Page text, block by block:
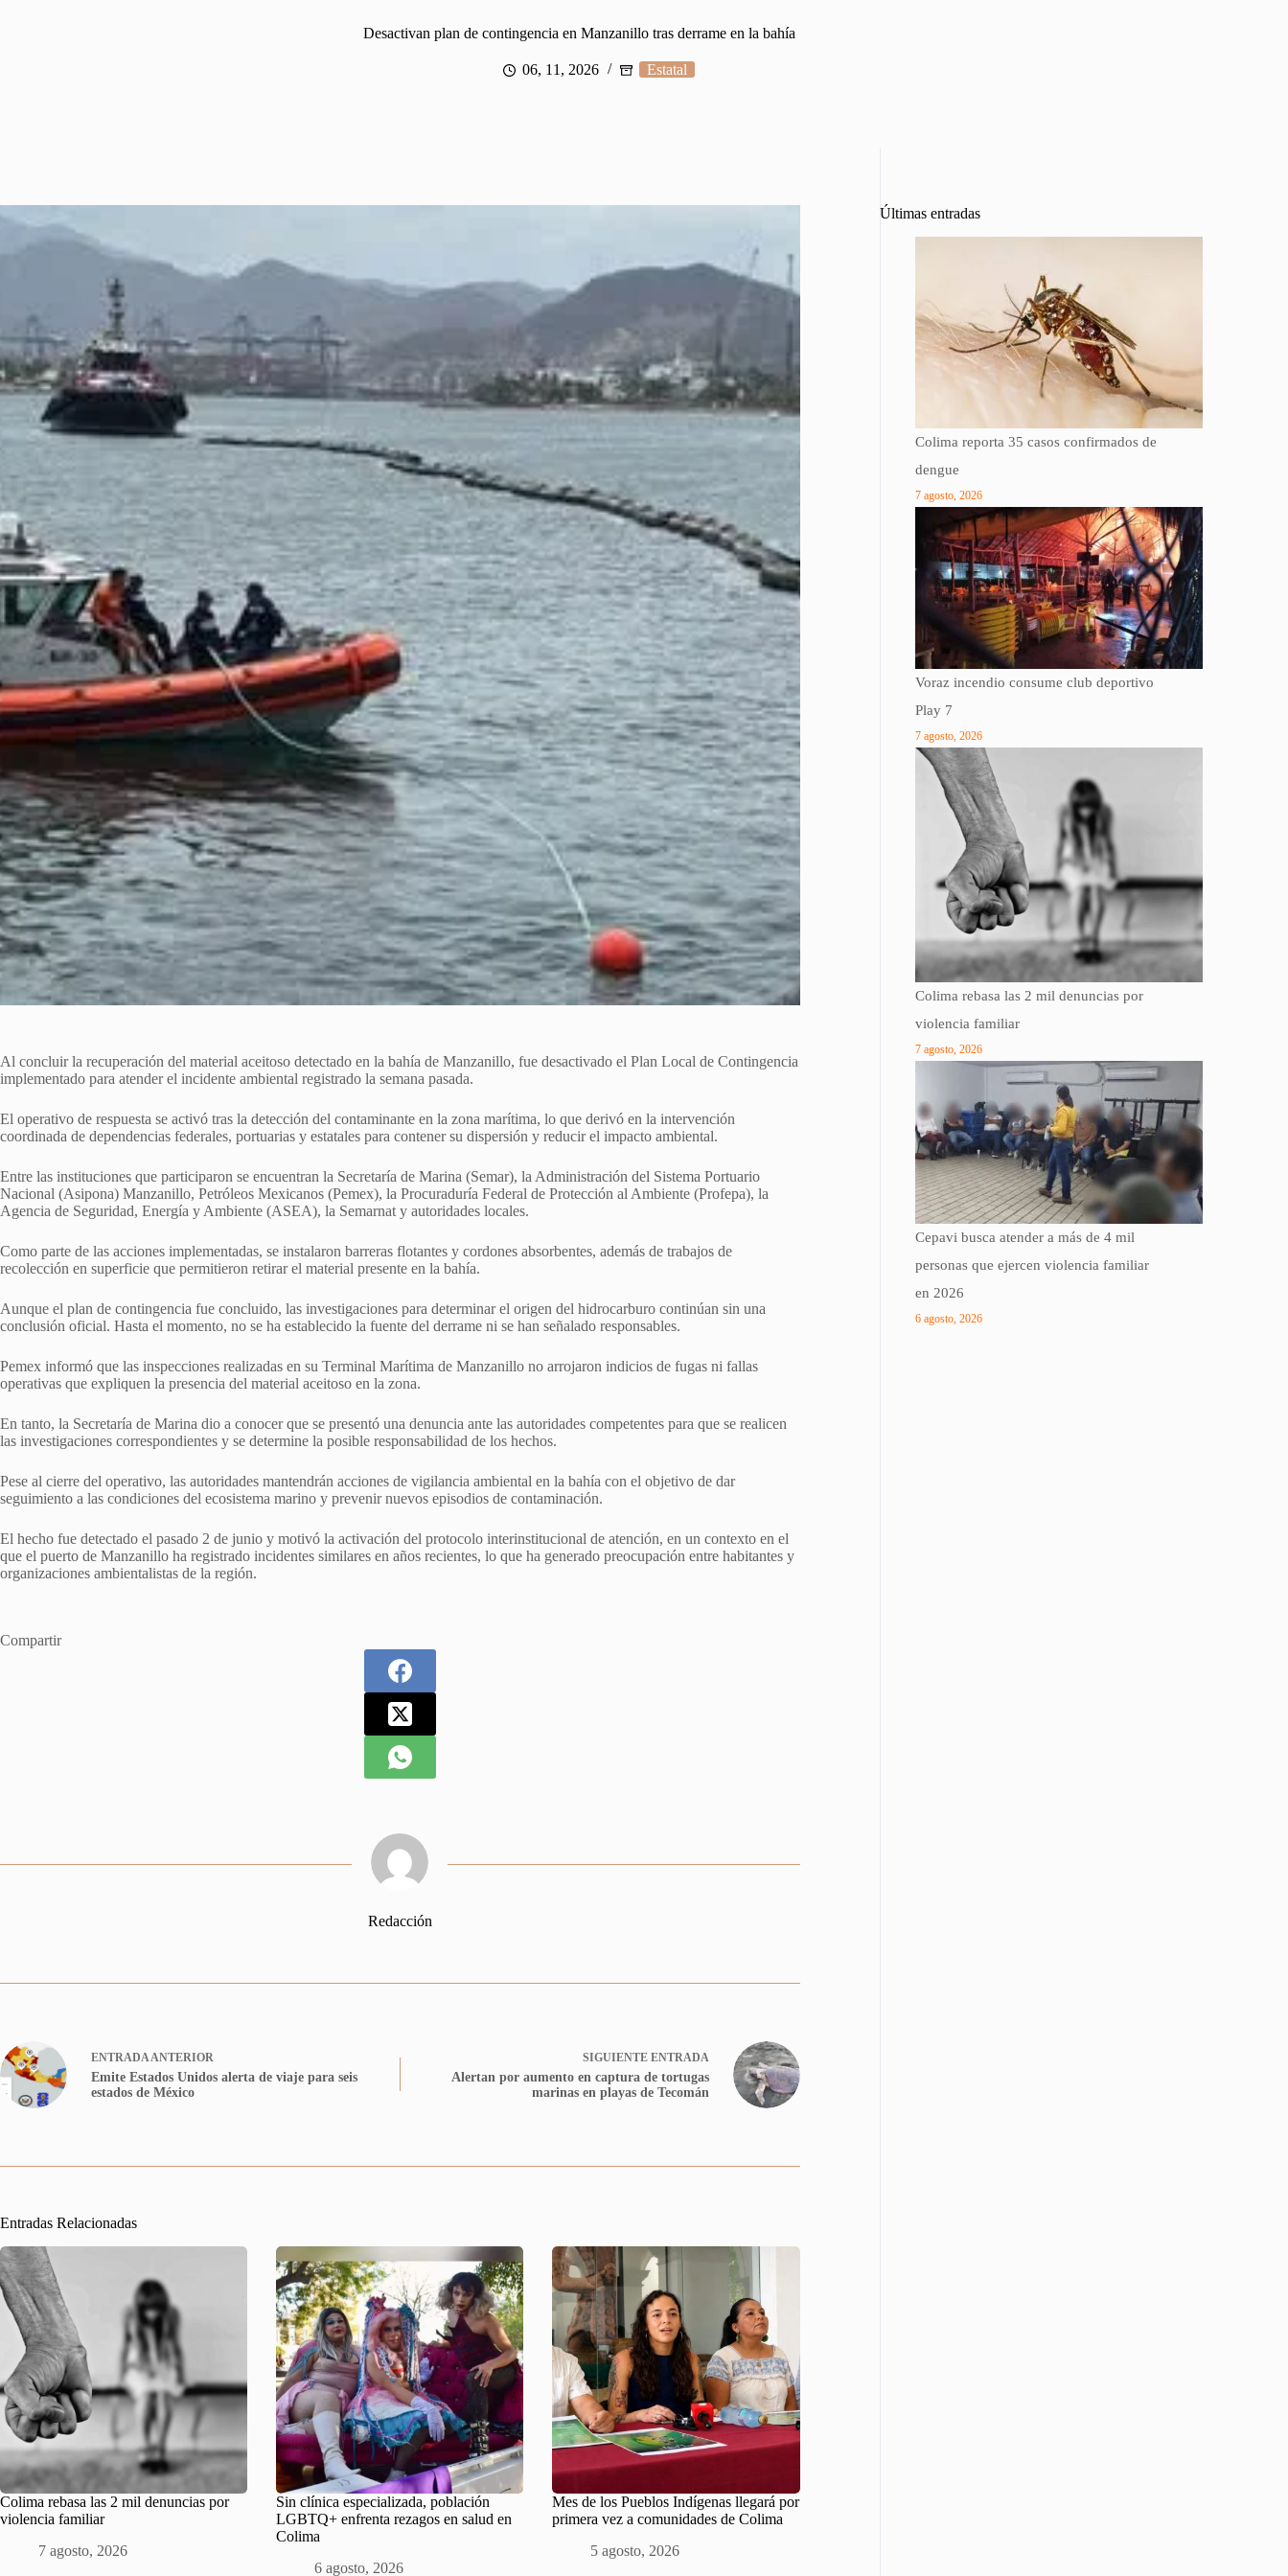
Desactivan plan de contingencia en Manzanillo tras derrame en la bahía
06, 11, 2026 Estatal
Al concluir la recuperación del material aceitoso detectado en la bahía de Manzanillo, fue desactivado el Plan Local de Contingencia
implementado para atender el incidente ambiental registrado la semana pasada.
El operativo de respuesta se activó tras la detección del contaminante en la zona marítima, lo que derivó en la intervención
coordinada de dependencias federales, portuarias y estatales para contener su dispersión y reducir el impacto ambiental.
Entre las instituciones que participaron se encuentran la Secretaría de Marina (Semar), la Administración del Sistema Portuario
Nacional (Asipona) Manzanillo, Petróleos Mexicanos (Pemex), la Procuraduría Federal de Protección al Ambiente (Profepa), la
Agencia de Seguridad, Energía y Ambiente (ASEA), la Semarnat y autoridades locales.
Como parte de las acciones implementadas, se instalaron barreras flotantes y cordones absorbentes, además de trabajos de
recolección en superficie que permitieron retirar el material presente en la bahía.
Aunque el plan de contingencia fue concluido, las investigaciones para determinar el origen del hidrocarburo continúan sin una
conclusión oficial. Hasta el momento, no se ha establecido la fuente del derrame ni se han señalado responsables.
Pemex informó que las inspecciones realizadas en su Terminal Marítima de Manzanillo no arrojaron indicios de fugas ni fallas
operativas que expliquen la presencia del material aceitoso en la zona.
En tanto, la Secretaría de Marina dio a conocer que se presentó una denuncia ante las autoridades competentes para que se realicen
las investigaciones correspondientes y se determine la posible responsabilidad de los hechos.
Pese al cierre del operativo, las autoridades mantendrán acciones de vigilancia ambiental en la bahía con el objetivo de dar
seguimiento a las condiciones del ecosistema marino y prevenir nuevos episodios de contaminación.
El hecho fue detectado el pasado 2 de junio y motivó la activación del protocolo interinstitucional de atención, en un contexto en el
que el puerto de Manzanillo ha registrado incidentes similares en años recientes, lo que ha generado preocupación entre habitantes y
organizaciones ambientalistas de la región.
Compartir
Redacción
ENTRADAANTERIOR
Emite Estados Unidos alerta de viaje para seis
estados de México
SIGUIENTE ENTRADA
Alertan por aumento en captura de tortugas
marinas en playas de Tecomán
Entradas Relacionadas
Colima rebasa las 2 mil denuncias por
violencia familiar
7 agosto, 2026
Sin clínica especializada, población
LGBTQ+ enfrenta rezagos en salud en
Colima
6 agosto, 2026
Mes de los Pueblos Indígenas llegará por
primera vez a comunidades de Colima
5 agosto, 2026
Últimas entradas
Colima reporta 35 casos confirmados de
dengue
7 agosto, 2026
Voraz incendio consume club deportivo
Play 7
7 agosto, 2026
Colima rebasa las 2 mil denuncias por
violencia familiar
7 agosto, 2026
Cepavi busca atender a más de 4 mil
personas que ejercen violencia familiar
en 2026
6 agosto, 2026